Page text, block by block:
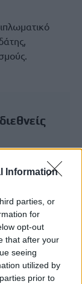
Information
parties, or
for
opt-out
that after your
seeing
utilized by
prior to
φόβους
και
κρίσης στη